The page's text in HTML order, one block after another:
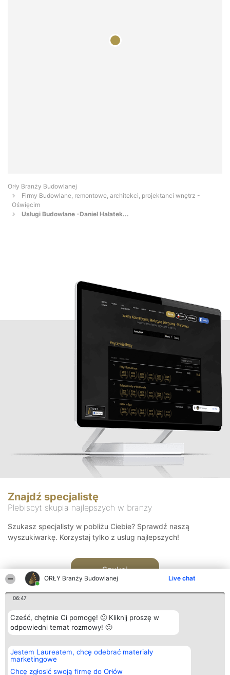
ORŁY Branży Budowlanej Live chat
06:47
Cześć, chętnie Ci pomogę! 🙂 Kliknij proszę w
odpowiedni temat rozmowy! 🙂
Jestem Laureatem, chcę odebrać materiały
marketingowe
Chcę zgłosić swoją firmę do Orłów
Orły Branży Budowlanej
Firmy Budowlane, remontowe, architekci, projektanci wnętrz -
Oświęcim
Usługi Budowlane -Daniel Hałatek...
Znajdź specjalistę
Plebiscyt skupia najlepszych w branży
Szukasz specjalisty w pobliżu Ciebie? Sprawdź naszą
wyszukiwarkę. Korzystaj tylko z usług najlepszych!
Szukaj
Organizator plebiscytu
Bright Side Solutions sp. z o.
o. sp. k.
ul. Ruska 22
Plebiscyt
Laureaci
wszystkich
Kontakt
Kontakt